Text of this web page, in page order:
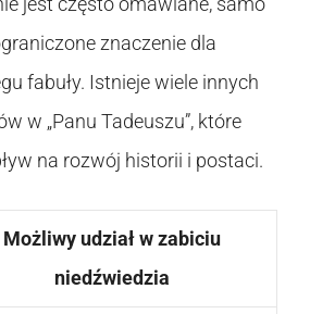
znaczenie dla
fabuły. Istnieje wiele innych
w „Panu Tadeuszu”, które
na rozwój historii i postaci.
Możliwy udział w zabiciu
niedźwiedzia